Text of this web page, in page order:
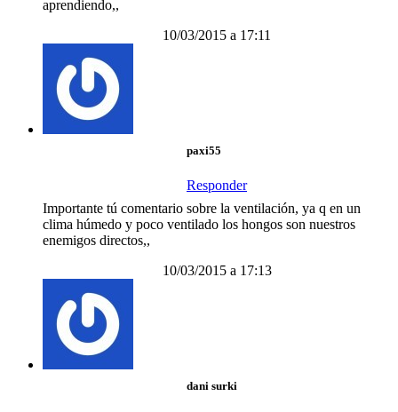
aprendiendo,,
10/03/2015 a 17:11
paxi55
Responder
Importante tú comentario sobre la ventilación, ya q en un
clima húmedo y poco ventilado los hongos son nuestros
enemigos directos,,
10/03/2015 a 17:13
dani surki